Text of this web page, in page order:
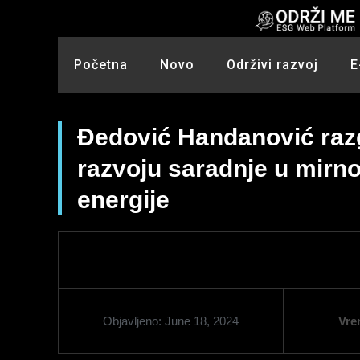
Početna Novo Održivi razvoj
Đedović Handanović
razvoju saradnje u
energije
Objavljeno: June 18, 2024